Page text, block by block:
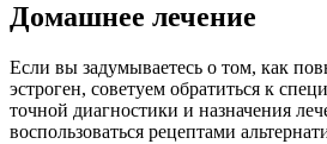
Домашнее лечение
Если вы задумываетесь о том, как
эстроген, советуем обратиться к
точной диагностики и назначения
воспользоваться рецептами